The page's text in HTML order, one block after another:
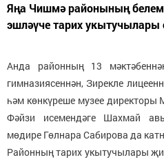
Яңа Чишмә районының белем
эшләүче тарих укытучылары
Анда районның 13
гимназиясеннән, Зирекле
һәм көнкүреше музее
Фәйзи исемендәге Шахмай
мөдире Гөлнара Сабирова да
Районның тарих укытучылары